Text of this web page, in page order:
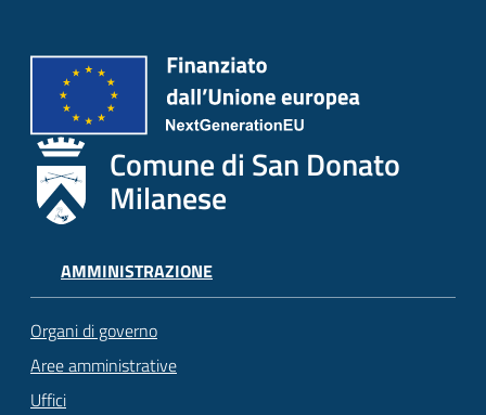
Comune di San Donato
Milanese
AMMINISTRAZIONE
Organi di governo
Aree amministrative
Uffici